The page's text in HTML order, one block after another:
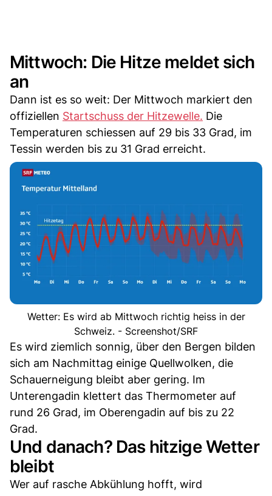
Mittwoch: Die Hitze meldet sich
an
Dann ist es so weit: Der Mittwoch markiert den
offiziellen Startschuss der Hitzewelle. Die
Temperaturen schiessen auf 29 bis 33 Grad, im
Tessin werden bis zu 31 Grad erreicht.
Wetter: Es wird ab Mittwoch richtig heiss in der
Schweiz. - Screenshot/SRF
Es wird ziemlich sonnig, über den Bergen bilden
sich am Nachmittag einige Quellwolken, die
Schauerneigung bleibt aber gering. Im
Unterengadin klettert das Thermometer auf
rund 26 Grad, im Oberengadin auf bis zu 22
Grad.
Und danach? Das hitzige Wetter
bleibt
Wer auf rasche Abkühlung hofft, wird